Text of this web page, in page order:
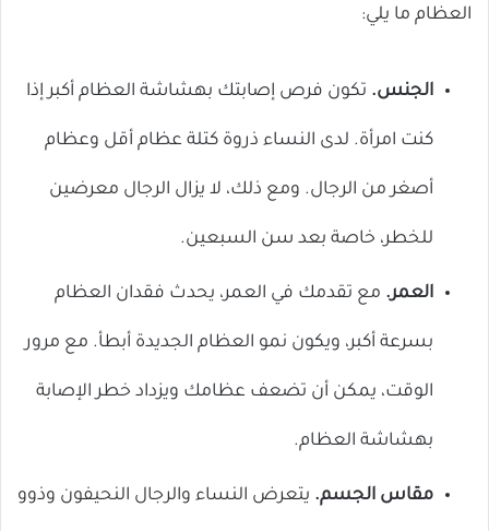
العظام ما يلي:
الجنس. تكون فرص إصابتك بهشاشة العظام أكبر إذا
كنت امرأة. لدى النساء ذروة كتلة عظام أقل وعظام
أصغر من الرجال. ومع ذلك، لا يزال الرجال معرضين
للخطر، خاصة بعد سن السبعين.
العمر. مع تقدمك في العمر، يحدث فقدان العظام
بسرعة أكبر، ويكون نمو العظام الجديدة أبطأ. مع مرور
الوقت، يمكن أن تضعف عظامك ويزداد خطر الإصابة
بهشاشة العظام.
مقاس الجسم. يتعرض النساء والرجال النحيفون وذوو